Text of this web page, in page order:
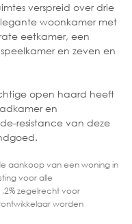
verspreid over drie
woonkamer met
eetkamer, een
en zeven en
open haard heeft
en
resistance van deze
aankoop van een woning in
voor alle
zegelrecht voor
worden